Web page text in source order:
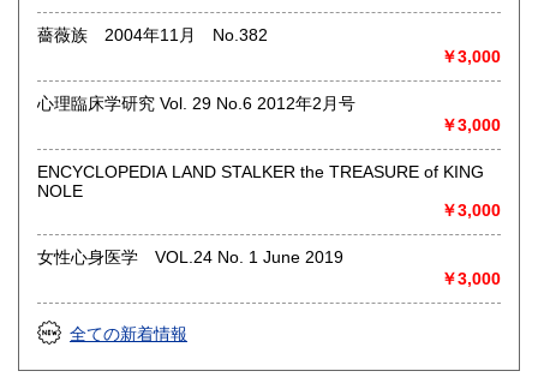
営業時間：-
定休日：-
書籍の買取について
○出張買取は通常、東海圏のみ
※お売り頂ける本の量や質が見込める場合は関東〜近畿エリ
例
【1000冊以上の専門書やマニア書籍がある】
ものがある】
知識を要する】
薔薇族 2004年11月 No.382
￥3,000
心理臨床学研究 Vol. 29 No.6 2012年2月号
￥3,000
ENCYCLOPEDIA LAND STALKER the TREASURE of KING
NOLE
￥3,000
女性心身医学 VOL.24 No. 1 June 2019
￥3,000
全ての新着情報